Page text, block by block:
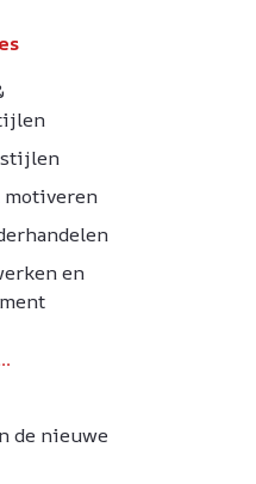
motiveren
en
de nieuwe